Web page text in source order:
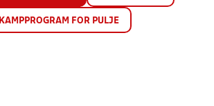
KAMPPROGRAM FOR PULJE